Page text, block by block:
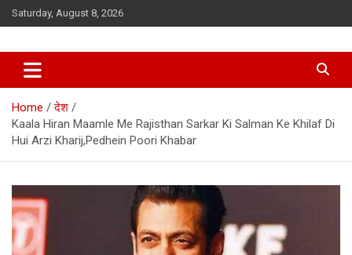
Skip
to
Saturday, August 8, 2026
Home
देश
Kaala Hiran Maamle Me Rajisthan Sarkar Ki Salman Ke Khilaf Di
Hui Arzi Kharij,Pedhein Poori Khabar